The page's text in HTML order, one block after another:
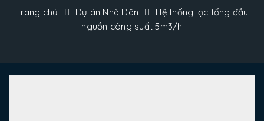
Trang chủ Dự án Nhà Dân
Hệ thống lọc tổng đầu
nguồn công suất 5m3/h